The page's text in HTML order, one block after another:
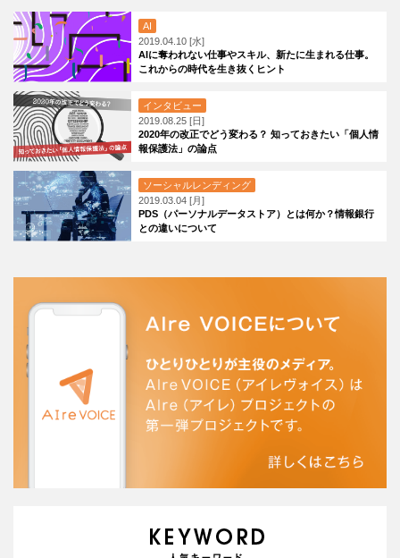
AI
2019.04.10 [水]
AIに奪われない仕事やスキル、新たに生まれる仕事。
これからの時代を生き抜くヒント
インタビュー
2019.08.25 [日]
2020年の改正でどう変わる？ 知っておきたい「個人情
報保護法」の論点
ソーシャルレンディング
2019.03.04 [月]
PDS（パーソナルデータストア）とは何か？情報銀行
との違いについて